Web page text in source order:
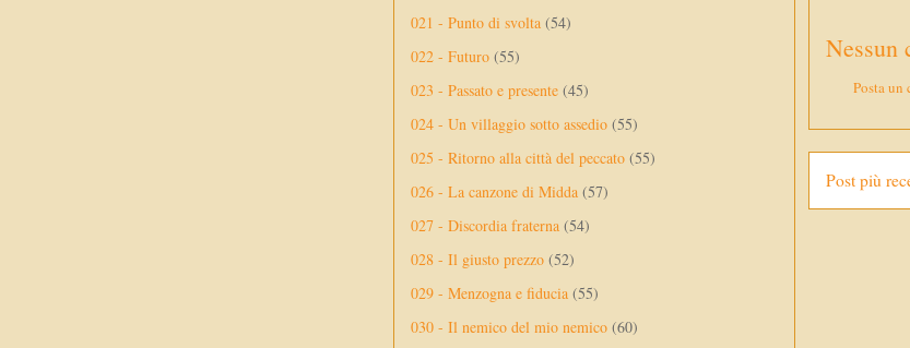
Nessun
Posta un
Post più
021 - Punto di svolta (54)
022 - Futuro (55)
023 - Passato e presente (45)
024 - Un villaggio sotto assedio (55)
025 - Ritorno alla città del peccato (55)
026 - La canzone di Midda (57)
027 - Discordia fraterna (54)
028 - Il giusto prezzo (52)
029 - Menzogna e fiducia (55)
030 - Il nemico del mio nemico (60)